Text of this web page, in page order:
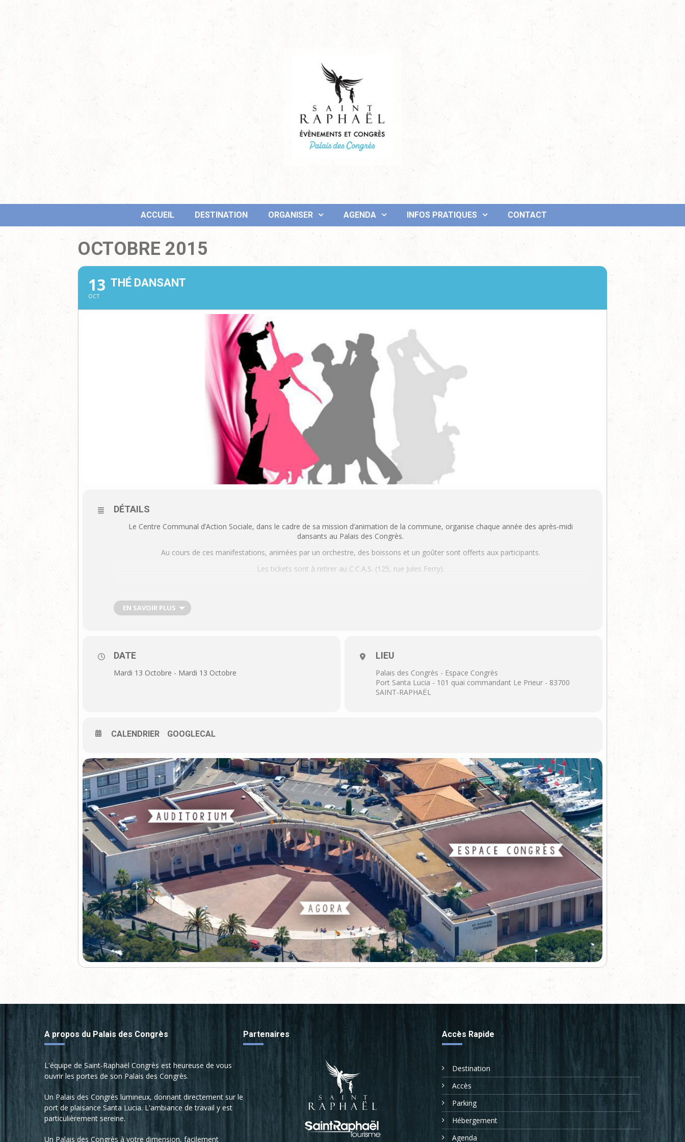
ACCUEIL DESTINATION ORGANISER AGENDA INFOS PRATIQUES CONTACT
OCTOBRE 2015
13
OCT
THÉ DANSANT
DÉTAILS
Le Centre Communal d’Action Sociale, dans le cadre de sa mission d’animation de la commune, organise chaque année des après-midi
dansants au Palais des Congrès.
Au cours de ces manifestations, animées par un orchestre, des boissons et un goûter sont offerts aux participants.
Les tickets sont à retirer au C.C.A.S. (125, rue Jules Ferry).
EN SAVOIR PLUS
DATE
Mardi 13 Octobre - Mardi 13 Octobre
LIEU
Palais des Congrès - Espace Congrès
Port Santa Lucia - 101 quai commandant Le Prieur - 83700
SAINT-RAPHAËL
CALENDRIER GOOGLECAL
A propos du Palais des Congrès
L'équipe de Saint-Raphaël Congrès est heureuse de vous
ouvrir les portes de son Palais des Congrès.
Un Palais des Congrès lumineux, donnant directement sur le
port de plaisance Santa Lucia. L'ambiance de travail y est
particulièrement sereine.
Un Palais des Congrès à votre dimension, facilement
Partenaires Accès Rapide
Destination
Accès
Parking
Hébergement
Agenda